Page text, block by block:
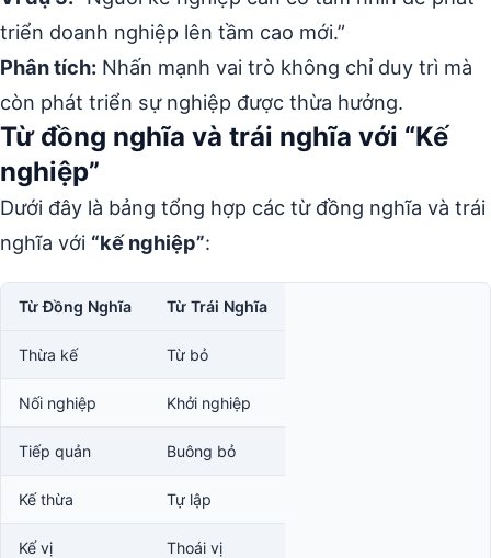
triển doanh nghiệp lên tầm cao mới.”
Phân tích: Nhấn mạnh vai trò không chỉ duy trì mà
còn phát triển sự nghiệp được thừa hưởng.
Từ đồng nghĩa và trái nghĩa với “Kế
nghiệp”
Dưới đây là bảng tổng hợp các từ đồng nghĩa và trái
nghĩa với “kế nghiệp”:
Từ Đồng Nghĩa Từ Trái Nghĩa
Thừa kế Từ bỏ
Nối nghiệp Khởi nghiệp
Tiếp quản Buông bỏ
Kế thừa Tự lập
Kế vị Thoái vị